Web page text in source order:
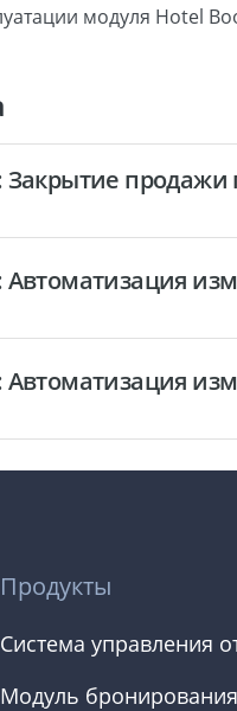
модуля Hotel
Закрытие продажи
Автоматизация
Автоматизация
Продукты
Система управления
Модуль бронирования